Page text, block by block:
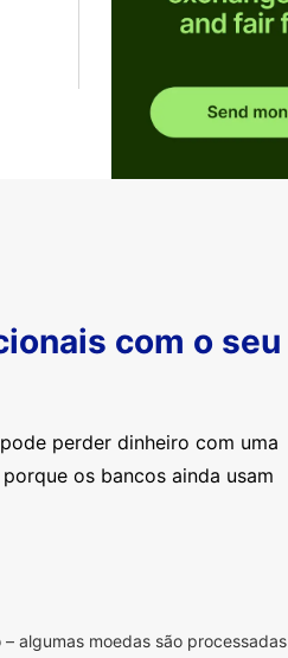
com o seu
perder dinheiro com uma
os bancos ainda usam
algumas moedas são processadas